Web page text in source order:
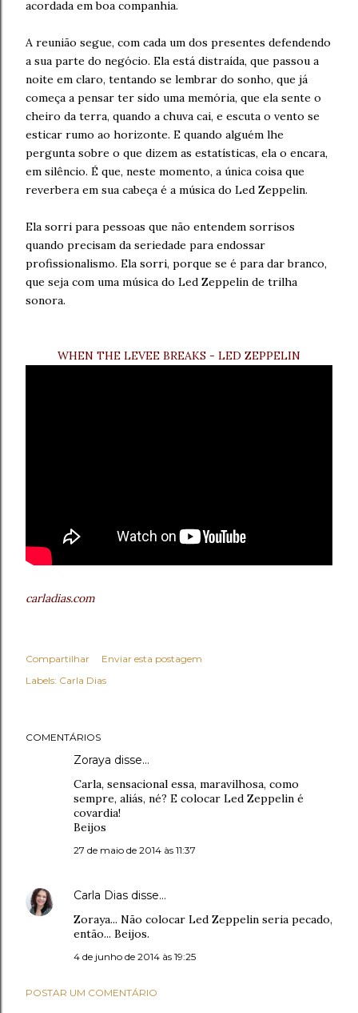
acordada em boa companhia.
A reunião segue, com cada um dos presentes defendendo
a sua parte do negócio. Ela está distraída, que passou a
noite em claro, tentando se lembrar do sonho, que já
começa a pensar ter sido uma memória, que ela sente o
cheiro da terra, quando a chuva cai, e escuta o vento se
esticar rumo ao horizonte. E quando alguém lhe
pergunta sobre o que dizem as estatísticas, ela o encara,
em silêncio. É que, neste momento, a única coisa que
reverbera em sua cabeça é a música do Led Zeppelin.
Ela sorri para pessoas que não entendem sorrisos
quando precisam da seriedade para endossar
profissionalismo. Ela sorri, porque se é para dar branco,
que seja com uma música do Led Zeppelin de trilha
sonora.
WHEN THE LEVEE BREAKS - LED ZEPPELIN
carladias.com
Compartilhar
Enviar esta postagem
Labels: Carla Dias
COMENTÁRIOS
Zoraya disse…
Carla, sensacional essa, maravilhosa, como
sempre, aliás, né? E colocar Led Zeppelin é
covardia!
Beijos
27 de maio de 2014 às 11:37
Carla Dias disse…
Zoraya... Não colocar Led Zeppelin seria pecado,
então... Beijos.
4 de junho de 2014 às 19:25
POSTAR UM COMENTÁRIO